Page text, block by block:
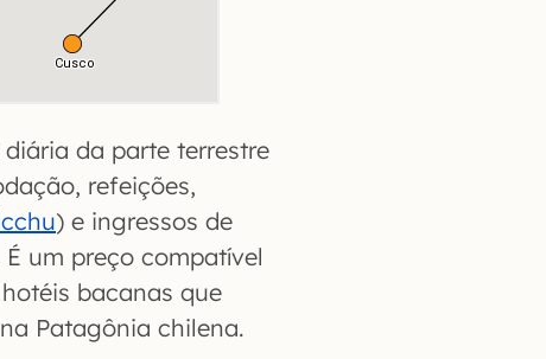
da parte terrestre
refeições,
) e ingressos de
É um preço compatível
bacanas que
Patagônia chilena.